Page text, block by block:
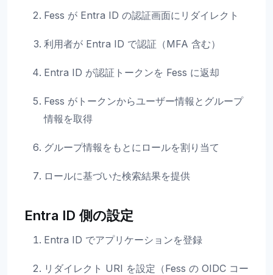
Fess が Entra ID の認証画面にリダイレクト
利用者が Entra ID で認証（MFA 含む）
Entra ID が認証トークンを Fess に返却
Fess がトークンからユーザー情報とグループ
情報を取得
グループ情報をもとにロールを割り当て
ロールに基づいた検索結果を提供
Entra ID 側の設定
Entra ID でアプリケーションを登録
リダイレクト URI を設定（Fess の OIDC コー